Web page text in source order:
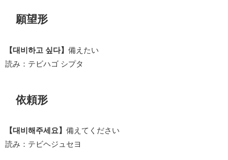
願望形
【대비하고 싶다】 備えたい
読み：テビハゴ シプタ
依頼形
【대비해주세요】 備えてください
読み：テビヘジュセヨ